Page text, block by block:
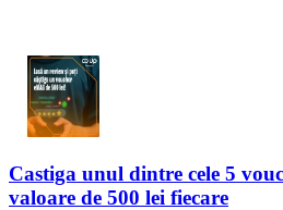
Castiga unul dintre cele 5
valoare de 500 lei fiecare